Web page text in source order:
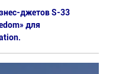
джетов S-33
для